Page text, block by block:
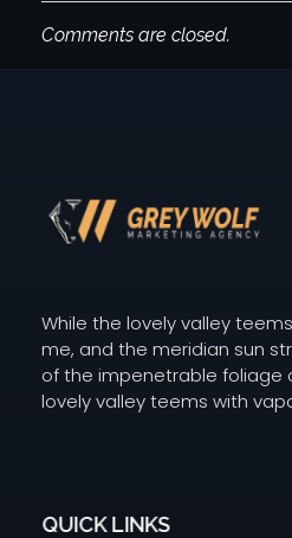
Comments are closed.
While the lovely valley
me, and the meridian sun
of the impenetrable foliage
lovely valley teems with
QUICK LINKS